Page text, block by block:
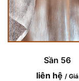
Sần 56
liên hệ / Giá